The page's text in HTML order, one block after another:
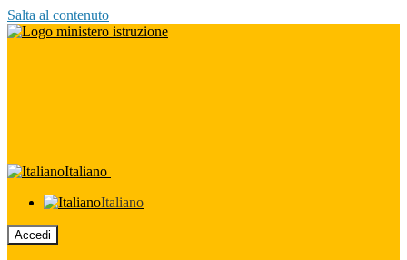
Salta al contenuto
Italiano
Italiano
Accedi